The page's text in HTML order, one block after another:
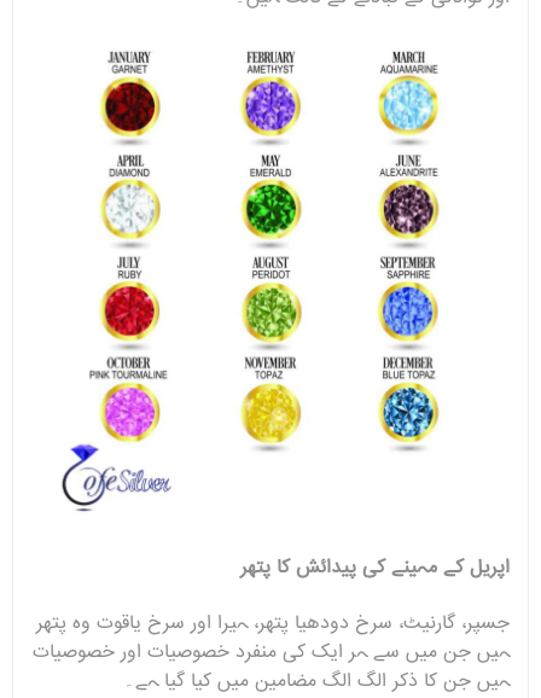
اپریل کے مہینے کی پیدائش کا پتھر
جسپر، گارنیٹ، سرخ دودھیا پتھر، ہیرا اور سرخ یاقوت وہ پتھر
ہیں جن میں سے ہر ایک کی منفرد خصوصیات اور خصوصیات
ہیں جن کا ذکر الگ الگ مضامین میں کیا گیا ہے۔